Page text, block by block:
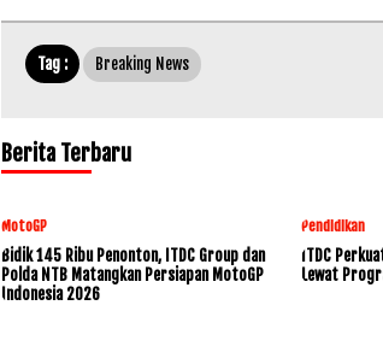
Tag : Breaking News
Berita Terbaru
MotoGP
Bidik 145 Ribu Penonton, ITDC Group dan
Polda NTB Matangkan Persiapan MotoGP
Indonesia 2026
Pendidikan
ITDC
Lewat